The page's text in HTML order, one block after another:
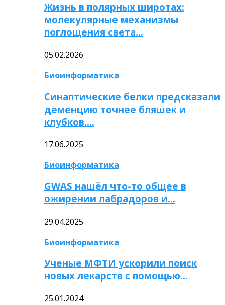
Жизнь в полярных широтах:
молекулярные механизмы
поглощения света…
05.02.2026
Биоинформатика
Синаптические белки предсказали
деменцию точнее бляшек и
клубков….
17.06.2025
Биоинформатика
GWAS нашёл что-то общее в
ожирении лабрадоров и…
29.04.2025
Биоинформатика
Ученые МФТИ ускорили поиск
новых лекарств с помощью…
25.01.2024